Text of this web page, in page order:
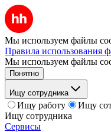
Мы используем файлы
Правила использования
Мы используем файлы
Понятно
Ищу сотрудника
Ищу работу
Ищу
Ищу сотрудника
Сервисы